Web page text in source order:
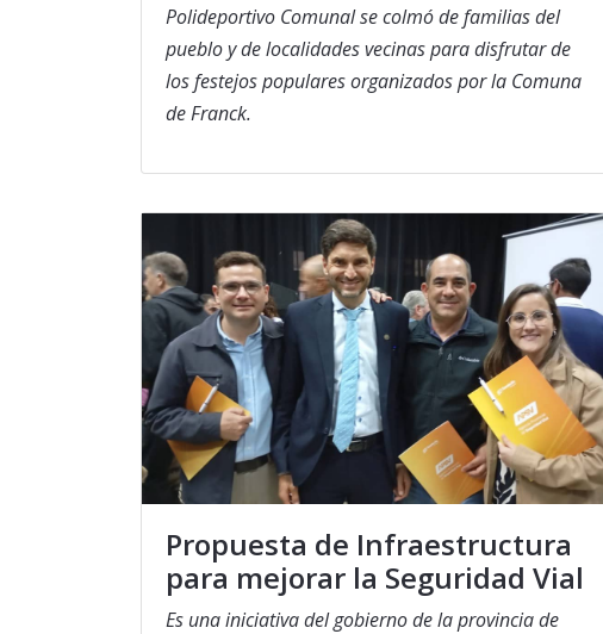
Polideportivo Comunal se colmó de familias del
pueblo y de localidades vecinas para disfrutar de
los festejos populares organizados por la Comuna
de Franck.
Propuesta de Infraestructura
para mejorar la Seguridad Vial
Es una iniciativa del gobierno de la provincia de